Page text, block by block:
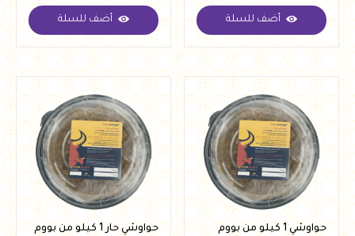
جنيه 262.00
أضف للسلة
جنيه 475.00
أضف للسلة
حواوشي 1 كيلو من بووم
حواوشي حار 1 كيلو من بووم